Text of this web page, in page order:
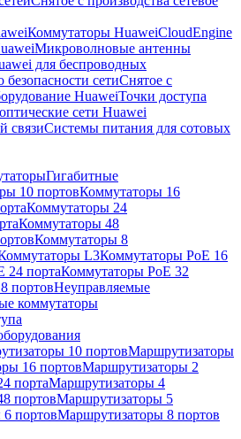
Коммутаторы HuaweiCloudEngine
Микроволновые антенны
для беспроводных
сетиСнятое с
HuaweiТочки доступа
сети Huawei
связиСистемы питания для сотовых
Гигабитные
10 портовКоммутаторы 16
Коммутаторы 24
Коммутаторы 48
Коммутаторы 8
L3Коммутаторы PoE 16
24 портаКоммутаторы PoE 32
портовНеуправляемые
коммутаторы
10 портовМаршрутизаторы
16 портовМаршрутизаторы 2
портаМаршрутизаторы 4
портовМаршрутизаторы 5
портовМаршрутизаторы 8 портов